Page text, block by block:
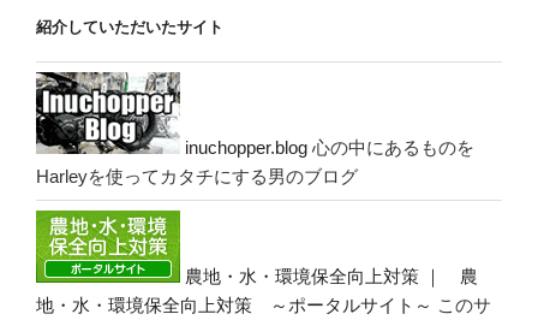
紹介していただいたサイト
inuchopper.blog 心の中にあるものを
Harleyを使ってカタチにする男のブログ
農地・水・環境保全向上対策 ｜ 農
地・水・環境保全向上対策 ～ポータルサイト～ このサ